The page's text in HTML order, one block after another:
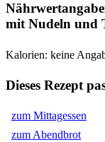
mit Nudeln und
Kalorien: keine
Dieses Rezept
zum Mittagessen
zum Abendbrot